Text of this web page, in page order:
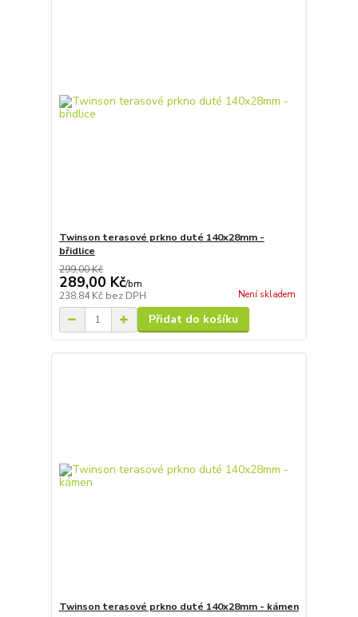
Twinson terasové prkno duté 140x28mm -
břidlice
299,00 Kč
289,00 Kč/bm
238,84 Kč bez DPH Není skladem
Přidat do košíku
Twinson terasové prkno duté 140x28mm - kámen